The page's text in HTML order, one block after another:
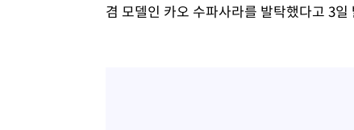
겸 모델인 카오 수파사라를 발탁했다고 3일